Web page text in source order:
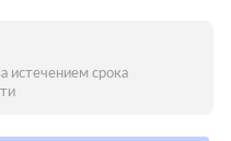
истечением срока